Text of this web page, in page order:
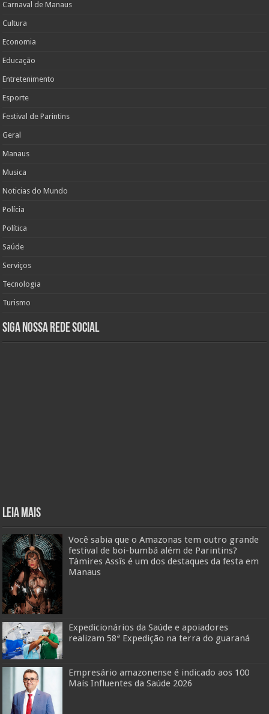
Carnaval de Manaus
Cultura
Economia
Educação
Entretenimento
Esporte
Festival de Parintins
Geral
Manaus
Musica
Noticias do Mundo
Polícia
Política
Saúde
Serviços
Tecnologia
Turismo
Siga nossa rede social
Leia mais
Você sabia que o Amazonas tem outro grande
festival de boi-bumbá além de Parintins?
Tàmires Assîs é um dos destaques da festa em
Manaus
Expedicionários da Saúde e apoiadores
realizam 58ª Expedição na terra do guaraná
Empresário amazonense é indicado aos 100
Mais Influentes da Saúde 2026